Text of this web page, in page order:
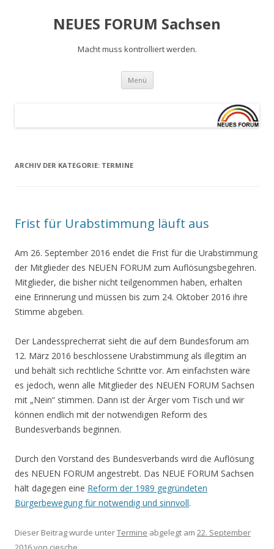
NEUES FORUM Sachsen
Macht muss kontrolliert werden.
Menü Springe
Inhalt
ARCHIV DER KATEGORIE: TERMINE
Frist für Urabstimmung läuft aus
Am 26. September 2016 endet die Frist für die Urabstimmung
der Mitglieder des NEUEN FORUM zum Auflösungsbegehren.
Mitglieder, die bisher nicht teilgenommen haben, erhalten
eine Erinnerung und müssen bis zum 24. Oktober 2016 ihre
Stimme abgeben.
Der Landessprecherrat sieht die auf dem Bundesforum am
12. März 2016 beschlossene Urabstimmung als illegitim an
und behält sich rechtliche Schritte vor. Am einfachsten wäre
es jedoch, wenn alle Mitglieder des NEUEN FORUM Sachsen
mit „Nein“ stimmen. Dann ist der Ärger vom Tisch und wir
können endlich mit der notwendigen Reform des
Bundesverbands beginnen.
Durch den Vorstand des Bundesverbands wird die Auflösung
des NEUEN FORUM angestrebt. Das NEUE FORUM Sachsen
hält dagegen eine Reform der 1989 gegründeten
Bürgerbewegung für notwendig und sinnvoll.
Dieser Beitrag wurde unterTermine abgelegt am 22. September